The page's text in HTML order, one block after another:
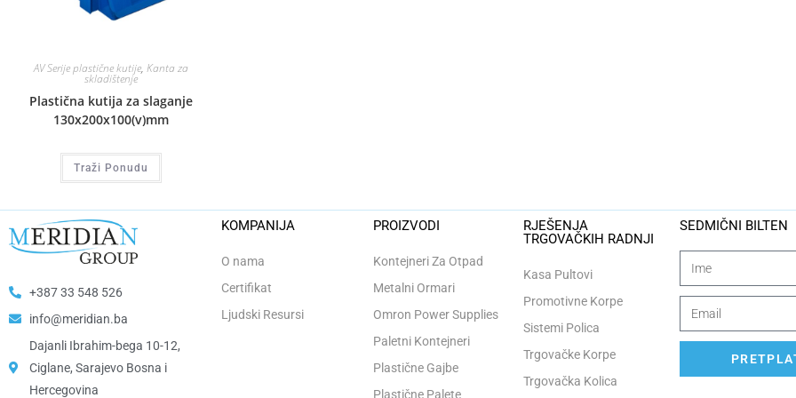
AV Serije plastične kutije, Kanta za
skladištenje
Plastična kutija za slaganje
130x200x100(v)mm
Traži Ponudu
+387 33 548 526
info@meridian.ba
Dajanli Ibrahim-bega 10-12,
Ciglane, Sarajevo Bosna i
Hercegovina​
KOMPANIJA
O nama
Certifikat
Ljudski Resursi
PROIZVODI
Kontejneri Za Otpad
Metalni Ormari
Omron Power Supplies
Paletni Kontejneri
Plastične Gajbe
Plastične Palete
RJEŠENJA
TRGOVAČKIH RADNJI
Kasa Pultovi
Promotivne Korpe
Sistemi Polica
Trgovačke Korpe
Trgovačka Kolica
SEDMIČNI BILTEN